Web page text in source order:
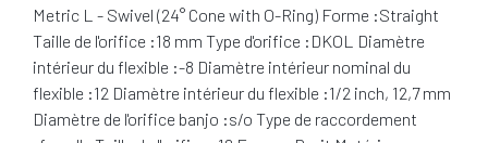
Metric L - Swivel (24° Cone with O-Ring) Forme :Straight
Taille de l'orifice :18 mm Type d'orifice :DKOL Diamètre
intérieur du flexible :-8 Diamètre intérieur nominal du
flexible :12 Diamètre intérieur du flexible :1/2 inch, 12,7 mm
Diamètre de l'orifice banjo :s/o Type de raccordement